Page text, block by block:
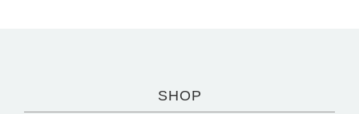
SHOP